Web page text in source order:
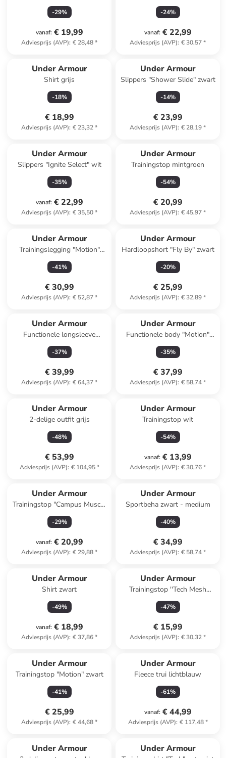
-29%
vanaf: € 19,99
Adviesprijs (AVP): € 28,48*
-24%
vanaf: € 22,99
Adviesprijs (AVP): € 30,57*
Under Armour
Shirt grijs
-18%
€ 18,99
Adviesprijs (AVP): € 23,32*
Under Armour
Slippers "Shower Slide" zwart
-14%
€ 23,99
Adviesprijs (AVP): € 28,19*
Under Armour
Slippers "Ignite Select" wit
-35%
vanaf: € 22,99
Adviesprijs (AVP): € 35,50*
Under Armour
Trainingstop mintgroen
-54%
€ 20,99
Adviesprijs (AVP): € 45,97*
Under Armour
Trainingslegging "Motion"
zwart
-41%
€ 30,99
Adviesprijs (AVP): € 52,87*
Under Armour
Hardloopshort "Fly By" zwart
-20%
€ 25,99
Adviesprijs (AVP): € 32,89*
Under Armour
Functionele longsleeve
"ColdGear" zwart
-37%
€ 39,99
Adviesprijs (AVP): € 64,37*
Under Armour
Functionele body "Motion"
zwart
-35%
€ 37,99
Adviesprijs (AVP): € 58,74*
Under Armour
2-delige outfit grijs
-48%
€ 53,99
Adviesprijs (AVP): € 104,95*
Under Armour
Trainingstop wit
-54%
vanaf: € 13,99
Adviesprijs (AVP): € 30,76*
Under Armour
Trainingstop "Campus Muscle
Tank" zwart
-29%
vanaf: € 20,99
Adviesprijs (AVP): € 29,88*
Under Armour
Sportbeha zwart - medium
-40%
€ 34,99
Adviesprijs (AVP): € 58,74*
Under Armour
Shirt zwart
-49%
vanaf: € 18,99
Adviesprijs (AVP): € 37,86*
Under Armour
Trainingstop ''Tech Mesh
Racer'' turquoise
-47%
€ 15,99
Adviesprijs (AVP): € 30,32*
Under Armour
Trainingstop "Motion" zwart
-41%
€ 25,99
Adviesprijs (AVP): € 44,68*
Under Armour
Fleece trui lichtblauw
-61%
vanaf: € 44,99
Adviesprijs (AVP): € 117,48*
Under Armour Under Armour